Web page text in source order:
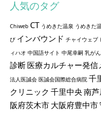
人気のタグ
Chiweb CT うめきた温泉 うめきた
び インバウンド チャイウェブ
ィハオ 中国語サイト 中尾幸嗣 乳がん
診断医療カルチャー発信
法人医誠会 医誠会国際総合病院 千
クリニック 千里中央南
阪府茨木市大阪府豊中市